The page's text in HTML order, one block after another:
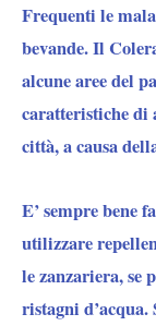
Frequenti le
bevande. Il
alcune aree del
caratteristiche
città, a causa
E’ sempre bene
utilizzare
le zanzariera, se
ristagni